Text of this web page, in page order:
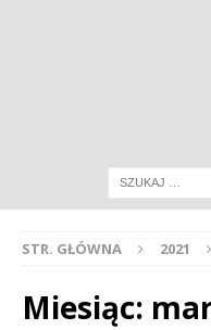
STR. GŁÓWNA 2021
Miesiąc: